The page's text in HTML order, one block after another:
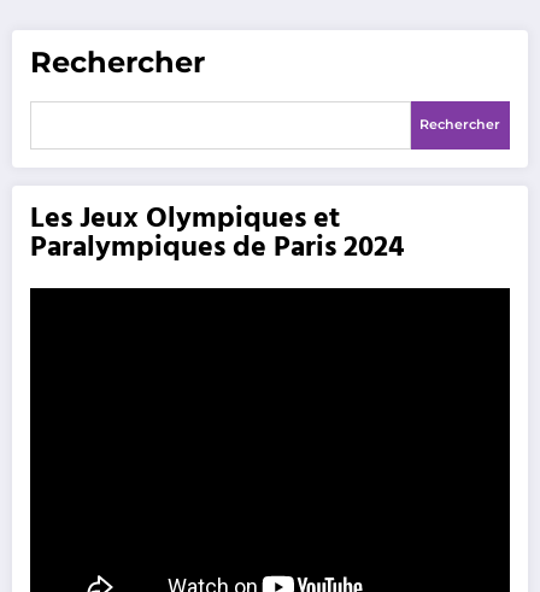
Rechercher
Rechercher
Les Jeux Olympiques et
Paralympiques de Paris 2024